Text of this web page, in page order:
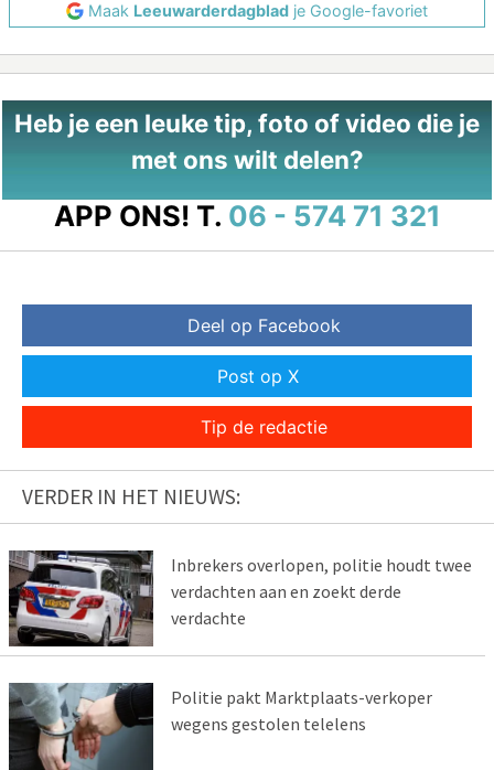
Maak Leeuwarderdagblad je Google-favoriet
Heb je een leuke tip, foto of video die je
met ons wilt delen?
APP ONS! T. 06 - 574 71 321
Deel op Facebook
Post op X
Tip de redactie
VERDER IN HET NIEUWS:
Inbrekers overlopen, politie houdt twee
verdachten aan en zoekt derde
verdachte
Politie pakt Marktplaats-verkoper
wegens gestolen telelens